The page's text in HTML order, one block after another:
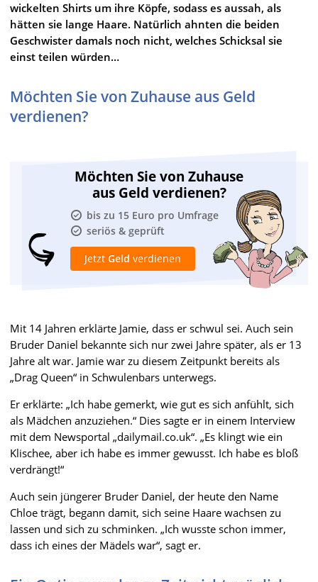
wickelten Shirts um ihre Köpfe, sodass es aussah, als
hätten sie lange Haare. Natürlich ahnten die beiden
Geschwister damals noch nicht, welches Schicksal sie
einst teilen würden…
Möchten Sie von Zuhause aus Geld
verdienen?
Möchten Sie von Zuhause
aus Geld verdienen?
bis zu 15 Euro pro Umfrage
seriös & geprüft
Jetzt Geld verdienen
Mit 14 Jahren erklärte Jamie, dass er schwul sei. Auch sein
Bruder Daniel bekannte sich nur zwei Jahre später, als er 13
Jahre alt war. Jamie war zu diesem Zeitpunkt bereits als
„Drag Queen“ in Schwulenbars unterwegs.
Er erklärte: „Ich habe gemerkt, wie gut es sich anfühlt, sich
als Mädchen anzuziehen.“ Dies sagte er in einem Interview
mit dem Newsportal „dailymail.co.uk“. „Es klingt wie ein
Klischee, aber ich habe es immer gewusst. Ich habe es bloß
verdrängt!“
Auch sein jüngerer Bruder Daniel, der heute den Name
Chloe trägt, begann damit, sich seine Haare wachsen zu
lassen und sich zu schminken. „Ich wusste schon immer,
dass ich eines der Mädels war“, sagt er.